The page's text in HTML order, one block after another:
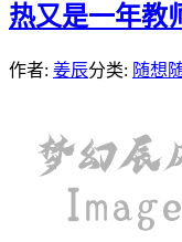
热又是一年教
作者: 姜辰分类: 随想